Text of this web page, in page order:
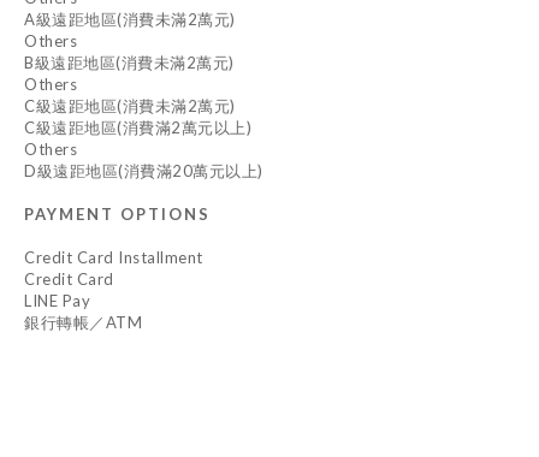
A級遠距地區(消費未滿2萬元)
Others
B級遠距地區(消費未滿2萬元)
Others
C級遠距地區(消費未滿2萬元)
C級遠距地區(消費滿2萬元以上)
Others
D級遠距地區(消費滿20萬元以上)
PAYMENT OPTIONS
Credit Card Installment
Credit Card
LINE Pay
銀行轉帳／ATM